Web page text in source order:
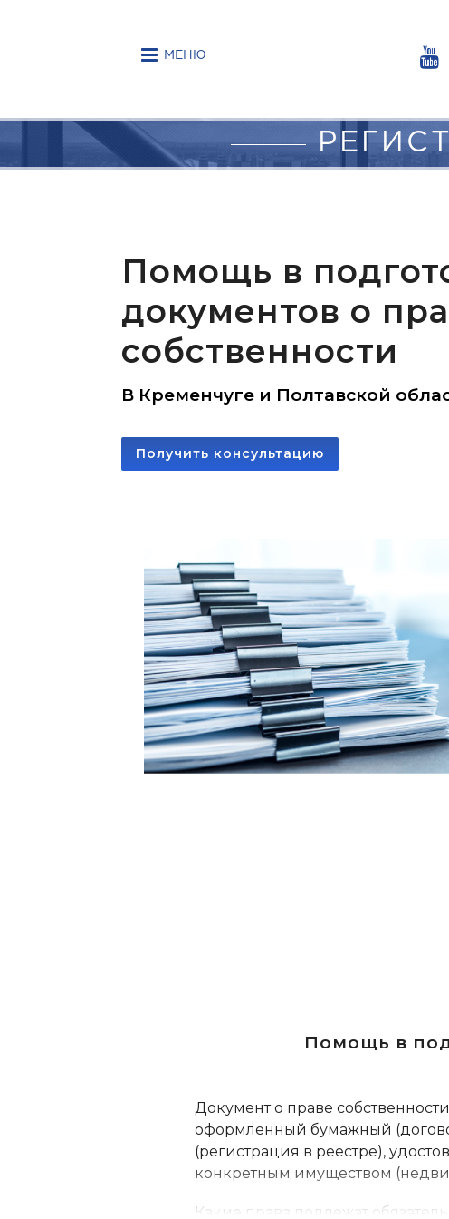
МЕНЮ
Помощь в
документов о
собственности
В Кременчуге и Полтавской
Получить консультацию
Помощь в
Документ о праве
оформленный бумажный
(регистрация в реестре),
конкретным имуществом
Какие права подлежат